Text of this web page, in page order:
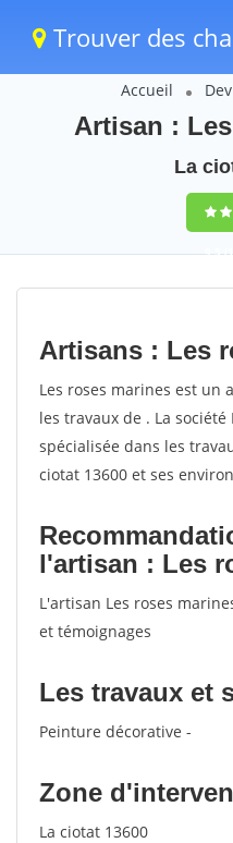
Trouver des
Accueil
Artisan :
La
9,5
Artisans : Les
Les roses marines est un
les travaux de . La
spécialisée dans les
ciotat 13600 et ses
l'artisan : Les
L'artisan Les roses
et témoignages
Les travaux et
Peinture décorative -
Zone
La ciotat 13600